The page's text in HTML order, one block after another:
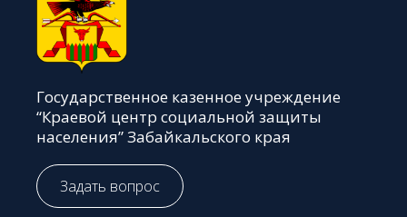
Государственное казенное учреждение
“Краевой центр социальной защиты
населения” Забайкальского края
Задать вопрос